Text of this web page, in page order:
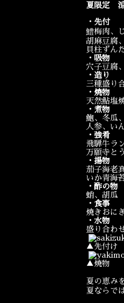
夏限定 涼
・先付
鱧梅肉、
胡麻豆腐
貝柱ずん
・吸物
穴子豆腐
・造り
三種盛り
・焼物
天然鮎塩
・煮物
鮑、冬瓜
人参、い
・強肴
飛騨牛ラ
万願寺と
・揚物
茄子海老
いか青海
・酢の物
蛸、胡瓜
・食事
焼きおに
・水物
盛り合わ
▲先付け
▲焼物
夏の恵み
夏ならで